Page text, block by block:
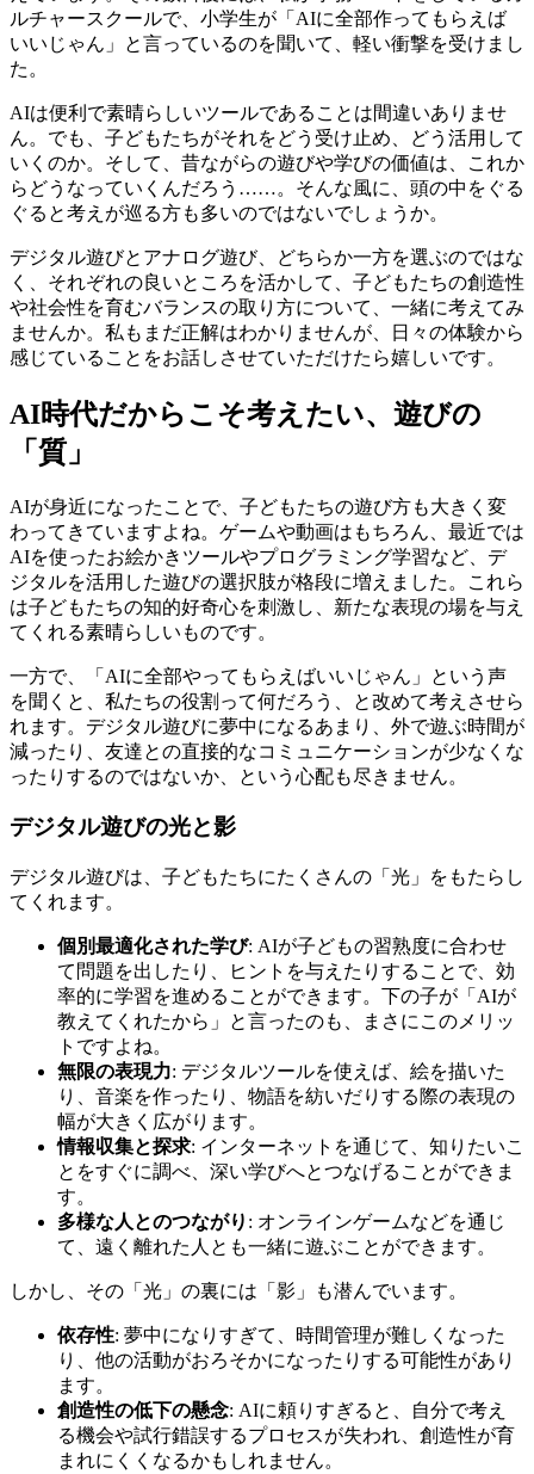
ルチャースクールで、小学生が「AIに全部作ってもらえば
いいじゃん」と言っているのを聞いて、軽い衝撃を受けまし
た。
AIは便利で素晴らしいツールであることは間違いありませ
ん。でも、子どもたちがそれをどう受け止め、どう活用して
いくのか。そして、昔ながらの遊びや学びの価値は、これか
らどうなっていくんだろう……。そんな風に、頭の中をぐる
ぐると考えが巡る方も多いのではないでしょうか。
デジタル遊びとアナログ遊び、どちらか一方を選ぶのではな
く、それぞれの良いところを活かして、子どもたちの創造性
や社会性を育むバランスの取り方について、一緒に考えてみ
ませんか。私もまだ正解はわかりませんが、日々の体験から
感じていることをお話しさせていただけたら嬉しいです。
AI時代だからこそ考えたい、遊びの
「質」
AIが身近になったことで、子どもたちの遊び方も大きく変
わってきていますよね。ゲームや動画はもちろん、最近では
AIを使ったお絵かきツールやプログラミング学習など、デ
ジタルを活用した遊びの選択肢が格段に増えました。これら
は子どもたちの知的好奇心を刺激し、新たな表現の場を与え
てくれる素晴らしいものです。
一方で、「AIに全部やってもらえばいいじゃん」という声
を聞くと、私たちの役割って何だろう、と改めて考えさせら
れます。デジタル遊びに夢中になるあまり、外で遊ぶ時間が
減ったり、友達との直接的なコミュニケーションが少なくな
ったりするのではないか、という心配も尽きません。
デジタル遊びの光と影
デジタル遊びは、子どもたちにたくさんの「光」をもたらし
てくれます。
個別最適化された学び: AIが子どもの習熟度に合わせ
て問題を出したり、ヒントを与えたりすることで、効
率的に学習を進めることができます。下の子が「AIが
教えてくれたから」と言ったのも、まさにこのメリッ
トですよね。
無限の表現力: デジタルツールを使えば、絵を描いた
り、音楽を作ったり、物語を紡いだりする際の表現の
幅が大きく広がります。
情報収集と探求: インターネットを通じて、知りたいこ
とをすぐに調べ、深い学びへとつなげることができま
す。
多様な人とのつながり : オンラインゲームなどを通じ
て、遠く離れた人とも一緒に遊ぶことができます。
しかし、その「光」の裏には「影」も潜んでいます。
依存性: 夢中になりすぎて、時間管理が難しくなった
り、他の活動がおろそかになったりする可能性があり
ます。
創造性の低下の懸念: AIに頼りすぎると、自分で考え
る機会や試行錯誤するプロセスが失われ、創造性が育
まれにくくなるかもしれません。